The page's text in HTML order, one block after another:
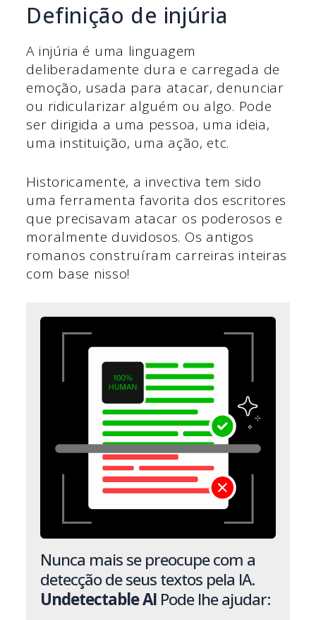
Definição de injúria
A injúria é uma linguagem
deliberadamente dura e carregada de
emoção, usada para atacar, denunciar
ou ridicularizar alguém ou algo. Pode
ser dirigida a uma pessoa, uma ideia,
uma instituição, uma ação, etc.
Historicamente, a invectiva tem sido
uma ferramenta favorita dos escritores
que precisavam atacar os poderosos e
moralmente duvidosos. Os antigos
romanos construíram carreiras inteiras
com base nisso!
Nunca mais se preocupe com a
detecção de seus textos pela IA.
Undetectable AI Pode lhe ajudar: